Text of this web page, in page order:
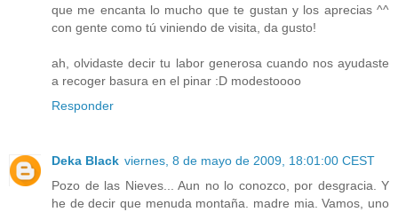
que me encanta lo mucho que te gustan y los aprecias ^^
con gente como tú viniendo de visita, da gusto!
ah, olvidaste decir tu labor generosa cuando nos ayudaste
a recoger basura en el pinar :D modestoooo
Responder
Deka Black viernes, 8 de mayo de 2009, 18:01:00 CEST
Pozo de las Nieves... Aun no lo conozco, por desgracia. Y
he de decir que menuda montaña. madre mia. Vamos, uno